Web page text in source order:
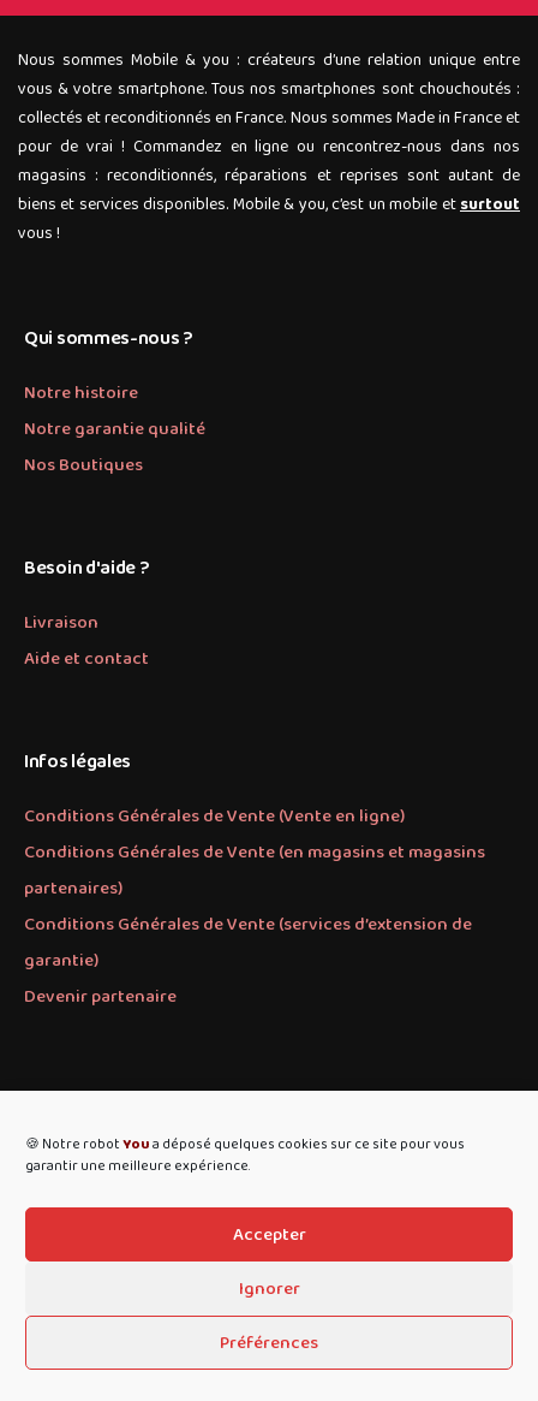
🍪 Notre robotYoua déposé quelques cookies sur ce site pour vous
garantir une meilleure expérience.
Accepter
Ignorer
Préférences
Nous sommes Mobile & you : créateurs d’une relation unique entre
vous & votre smartphone. Tous nos smartphones sont chouchoutés :
collectés et reconditionnés en France. Nous sommes Made in France et
pour de vrai ! Commandez en ligne ou rencontrez-nous dans nos
magasins : reconditionnés, réparations et reprises sont autant de
biens et services disponibles. Mobile & you, c’est un mobile etsurtout
vous !
Qui sommes-nous ?
Notre histoire
Notre garantie qualité
Nos Boutiques
Besoin d'aide ?
Livraison
Aide et contact
Infos légales
Conditions Générales de Vente (Vente en ligne)
Conditions Générales de Vente (en magasins et magasins
partenaires)
Conditions Générales de Vente (services d’extension de
garantie)
Devenir partenaire
Notre groupe &YOU
REPRISE & YOU